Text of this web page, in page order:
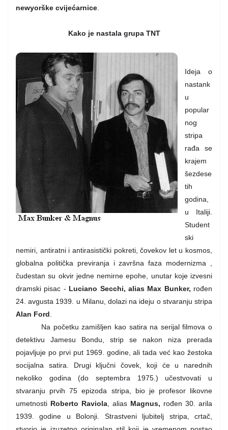
newyorške cvijećarnice.
Kako je nastala grupa TNT
Ideja o
nastank
u
popular
nog
stripa
rađa se
krajem
šezdese
tih
godina,
u Italiji.
Student
ski
nemiri, antiratni i antirasistički pokreti, čovekov let u kosmos,
globalna politička previranja i završna faza modernizma ,
čudestan su okvir jedne nemirne epohe, unutar koje izvesni
dramski pisac - Luciano Secchi, alias Max Bunker, rođen
24. avgusta 1939. u Milanu, dolazi na ideju o stvaranju stripa
Alan Ford.
Na početku zamišljen kao satira na serijal filmova o
detektivu Jamesu Bondu, strip se nakon niza prerada
pojavljuje po prvi put 1969. godine, ali tada već kao žestoka
socijalna satira. Drugi ključni čovek, koji će u narednih
nekoliko godina(do septembra 1975.) učestvovati u
stvaranju prvih 75 epizoda stripa, bio je profesor likovne
umetnosti Roberto Raviola, alias Magnus, rođen 30. arila
1939. godine u Bolonji. Strastveni ljubitelj stripa, crtač,